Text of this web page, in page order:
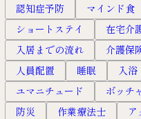
認知症予防 マインド食
ショートステイ
在宅介
入居までの流れ
介護保
人員配置
睡眠 入浴
ユマニチュード
ボッチ
防災
作業療法士
ア